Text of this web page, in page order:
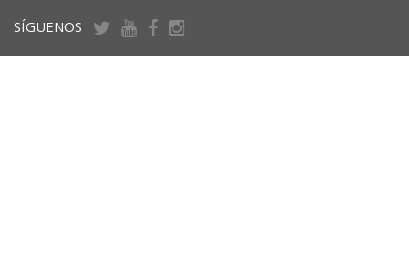
SÍGUENOS